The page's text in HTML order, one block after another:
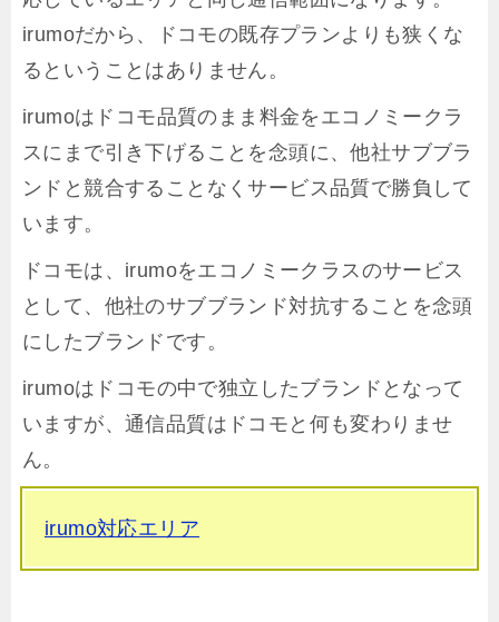
irumoだから、ドコモの既存プランよりも狭くな
るということはありません。
irumoはドコモ品質のまま料金をエコノミークラ
スにまで引き下げることを念頭に、他社サブブラ
ンドと競合することなくサービス品質で勝負して
います。
ドコモは、irumoをエコノミークラスのサービス
として、他社のサブブランド対抗することを念頭
にしたブランドです。
irumoはドコモの中で独立したブランドとなって
いますが、通信品質はドコモと何も変わりませ
ん。
irumo対応エリア